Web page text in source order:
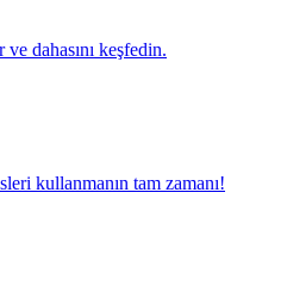
dahasını keşfedin.
kullanmanın tam zamanı!